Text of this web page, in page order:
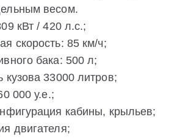
весом.
кВт / 420 л.с.;
скорость: 85 км/ч;
бака: 500 л;
кузова 33000 литров;
000 у.е.;
кабины, крыльев;
двигателя;